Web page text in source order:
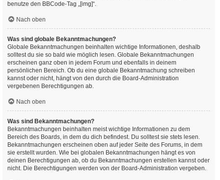
benutze den BBCode-Tag „[img]“.
Nach oben
Was sind globale Bekanntmachungen?
Globale Bekanntmachungen beinhalten wichtige Informationen, deshalb
solltest du sie so bald wie möglich lesen. Globale Bekanntmachungen
erscheinen ganz oben in jedem Forum und ebenfalls in deinem
persönlichen Bereich. Ob du eine globale Bekanntmachung schreiben
kannst oder nicht, hängt von den durch die Board-Administration
vergebenen Berechtigungen ab.
Nach oben
Was sind Bekanntmachungen?
Bekanntmachungen beinhalten meist wichtige Informationen zu dem
Bereich des Boards, in dem du dich befindest. Du solltest sie stets lesen.
Bekanntmachungen erscheinen oben auf jeder Seite des Forums, in dem
sie erstellt wurden. Wie bei globalen Bekanntmachungen hängt es von
deinen Berechtigungen ab, ob du Bekanntmachungen erstellen kannst oder
nicht. Die Berechtigungen werden von der Board-Administration vergeben.